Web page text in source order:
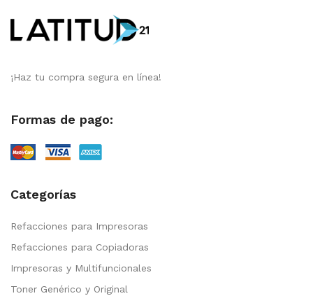
¡Haz tu compra segura en línea!
Formas de pago:
Categorías
Refacciones para Impresoras
Refacciones para Copiadoras
Impresoras y Multifuncionales
Toner Genérico y Original